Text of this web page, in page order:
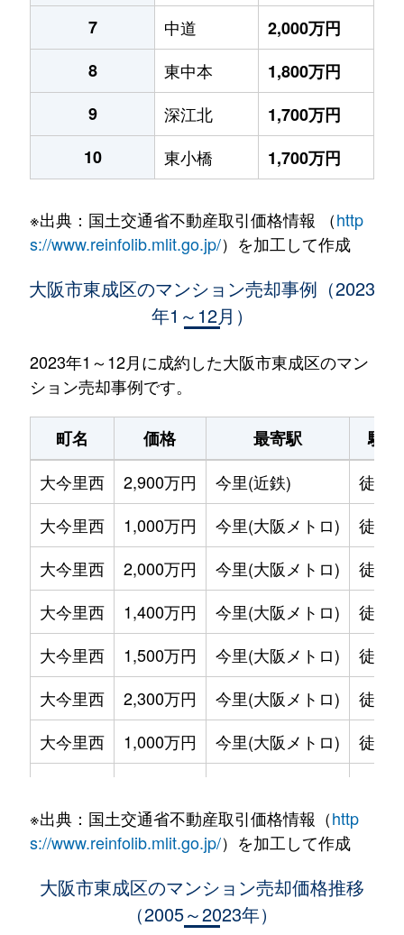
7
中道
2,000万円
8
東中本
1,800万円
9
深江北
1,700万円
10
東小橋 1,700万円
※出典：国土交通省不動産取引価格情報 （http
s://www.reinfolib.mlit.go.jp/）を加工して作成
大阪市東成区のマンション売却事例（2023
年1～12月）
2023年1～12月に成約した大阪市東成区のマン
ション売却事例です。
町名 価格 最寄駅
駅
大今里西
2,900万円 今里(近鉄)
徒歩
大今里西
1,000万円 今里(大阪メトロ)
徒歩
大今里西
2,000万円 今里(大阪メトロ)
徒歩
大今里西
1,400万円 今里(大阪メトロ)
徒歩
大今里西
1,500万円 今里(大阪メトロ)
徒歩
大今里西
2,300万円 今里(大阪メトロ)
徒歩
大今里西
1,000万円 今里(大阪メトロ)
徒歩
大今里西
1,200万円 今里(大阪メトロ)
徒歩
2,000万円 今里(近鉄)
※出典：国土交通省不動産取引価格情報（http
s://www.reinfolib.mlit.go.jp/）を加工して作成
大阪市東成区のマンション売却価格推移
（2005～2023年）